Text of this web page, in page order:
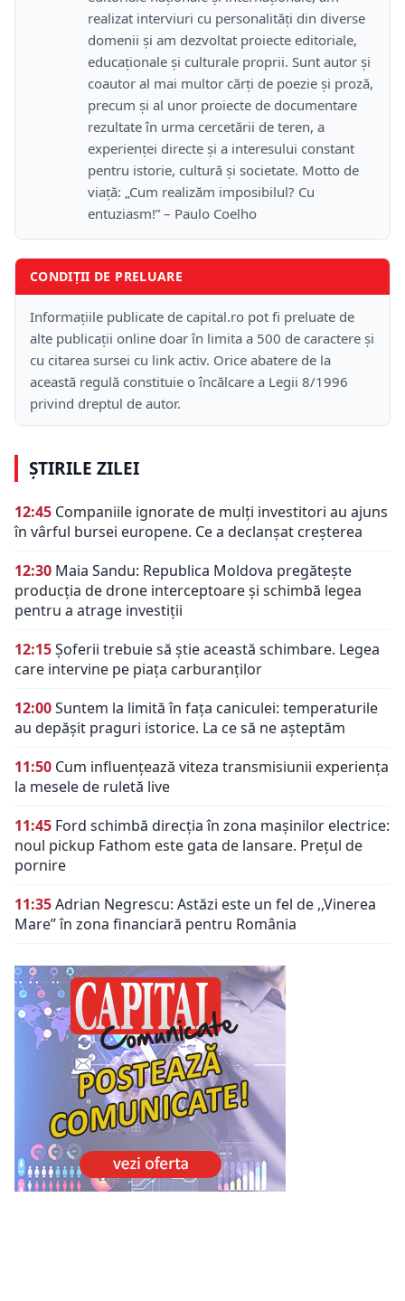
realizat interviuri cu personalități din diverse
domenii și am dezvoltat proiecte editoriale,
educaționale și culturale proprii. Sunt autor și
coautor al mai multor cărți de poezie și proză,
precum și al unor proiecte de documentare
rezultate în urma cercetării de teren, a
experienței directe și a interesului constant
pentru istorie, cultură și societate. Motto de
viață: „Cum realizăm imposibilul? Cu
entuziasm!” – Paulo Coelho
CONDIȚII DE PRELUARE
Informațiile publicate de capital.ro pot fi preluate de
alte publicații online doar în limita a 500 de caractere și
cu citarea sursei cu link activ. Orice abatere de la
această regulă constituie o încălcare a Legii 8/1996
privind dreptul de autor.
ȘTIRILE ZILEI
12:45 Companiile ignorate de mulți investitori au ajuns
în vârful bursei europene. Ce a declanșat creșterea
12:30 Maia Sandu: Republica Moldova pregătește
producția de drone interceptoare și schimbă legea
pentru a atrage investiții
12:15Șoferii trebuie să știe această schimbare. Legea
care intervine pe piața carburanților
12:00Suntem la limită în fața caniculei: temperaturile
au depășit praguri istorice. La ce să ne așteptăm
11:50 Cum influențează viteza transmisiunii experiența
la mesele de ruletă live
11:45 Ford schimbă direcția în zona mașinilor electrice:
noul pickup Fathom este gata de lansare. Prețul de
pornire
11:35Adrian Negrescu: Astăzi este un fel de ,,Vinerea
Mare’’ în zona financiară pentru România